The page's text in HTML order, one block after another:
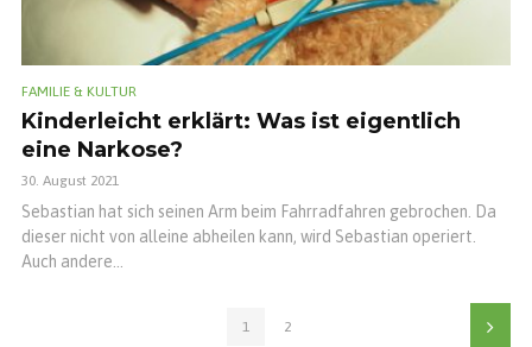
FAMILIE & KULTUR
Kinderleicht erklärt: Was ist eigentlich
eine Narkose?
30. August 2021
Sebastian hat sich seinen Arm beim Fahrradfahren gebrochen. Da
dieser nicht von alleine abheilen kann, wird Sebastian operiert.
Auch andere...
1 2